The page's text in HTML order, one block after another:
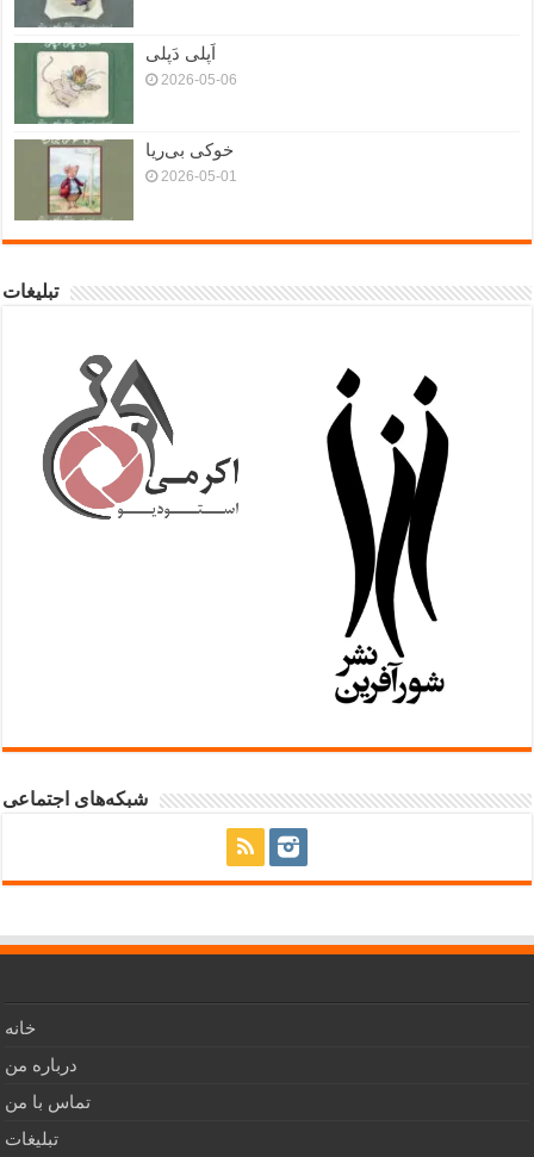
اَپلی دَپلی
2026-05-06
خوکی بی‌ریا
2026-05-01
تبلیغات
شبکه‌های اجتماعی
خانه
درباره من
تماس با من
تبلیغات